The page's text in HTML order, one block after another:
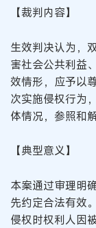
【裁判内容】
生效判决认为，
害社会公共利益
效情形，应予以
次实施侵权行为
体情况，参照和
【典型意义】
本案通过审理明
先约定合法有效
侵权时权利人因